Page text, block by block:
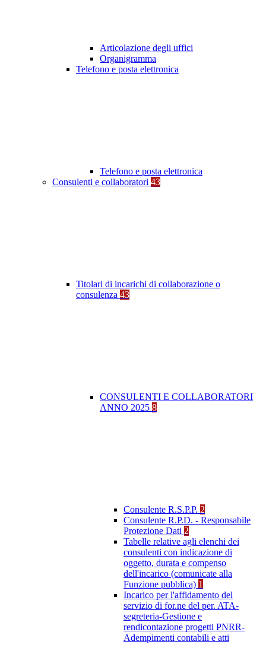
Articolazione degli uffici
Organigramma
Telefono e posta elettronica
Telefono e posta elettronica
Consulenti e collaboratori 43
Titolari di incarichi di collaborazione o
consulenza 43
CONSULENTI E COLLABORATORI
ANNO 2025 8
Consulente R.S.P.P. 2
Consulente R.P.D. - Responsabile
Protezione Dati 2
Tabelle relative agli elenchi dei
consulenti con indicazione di
oggetto, durata e compenso
dell'incarico (comunicate alla
Funzione pubblica) 1
Incarico per l'affidamento del
servizio di for.ne del per. ATA-
segreteria-Gestione e
rendicontazione progetti PNRR-
Adempimenti contabili e atti